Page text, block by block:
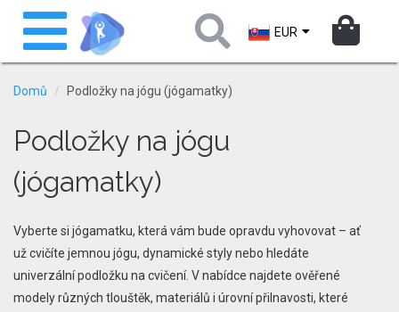
Přejít
hlavnímu
obsahu
Toggle
navigation
EUR
Domů Podložky na jógu (jógamatky)
Podložky na jógu
(jógamatky)
Vyberte si jógamatku, která vám bude opravdu vyhovovat – ať
už cvičíte jemnou jógu, dynamické styly nebo hledáte
univerzální podložku na cvičení. V nabídce najdete ověřené
modely různých tlouštěk, materiálů i úrovní přilnavosti, které